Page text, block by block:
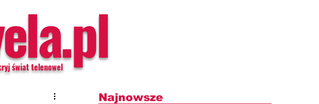
świat telenowel
Najnowsze